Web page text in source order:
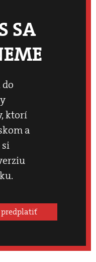
SA
ktorí
a
predplatiť